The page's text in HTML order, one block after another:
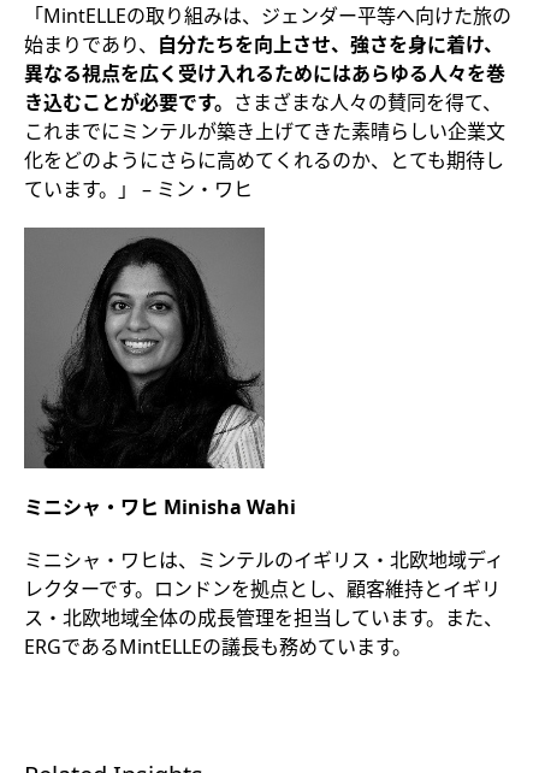
「MintELLEの取り組みは、ジェンダー平等へ向けた旅の
始まりであり、 自分たちを向上させ、強さを身に着け、
異なる視点を広く受け入れるためにはあらゆる人々を巻
き込むことが必要です。 さまざまな人々の賛同を得て、
これまでにミンテルが築き上げてきた素晴らしい企業文
化をどのようにさらに高めてくれるのか、とても期待し
ています。」 – ミン・ワヒ
ミニシャ・ワヒ Minisha Wahi
ミニシャ・ワヒは、ミンテルのイギリス・北欧地域ディ
レクターです。ロンドンを拠点とし、顧客維持とイギリ
ス・北欧地域全体の成長管理を担当しています。また、
ERGであるMintELLEの議長も務めています。